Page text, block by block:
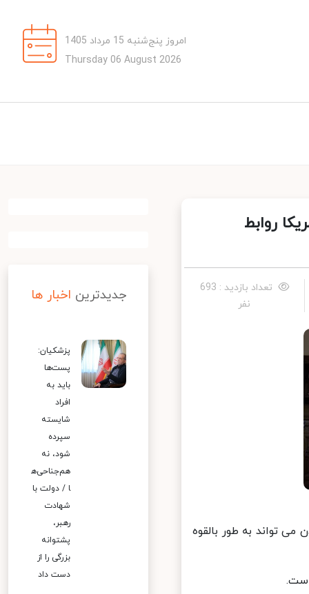
امروز پنج‌شنبه 15 مرداد 1405
Thursday 06 August 2026
روابط
تعداد بازدید : 693
نفر
تواند به طور بالقوه
جدیدترین اخبار ها
پزشکیان:
پست‌ها
باید به
افراد
شایسته
سپرده
شود، نه
هم‌جناحی‌ه
ا / دولت با
شهادت
رهبر،
پشتوانه
بزرگی را از
دست داد